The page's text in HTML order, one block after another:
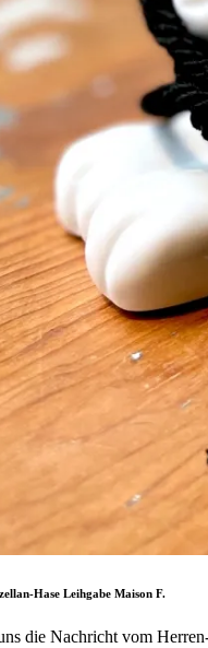
Hase Leihgabe Maison F.
die Nachricht vom